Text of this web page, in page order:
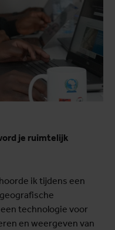
je ruimtelijk
ik tijdens een
technologie voor
en weergeven van